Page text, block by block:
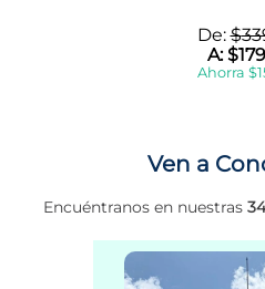
De:$
A:$179
Ahorra $
Ven a
Encuéntranos en nuestras 34